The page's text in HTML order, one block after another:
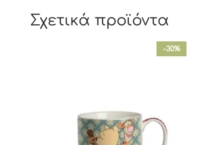
Σχετικά προϊόντα
-30%